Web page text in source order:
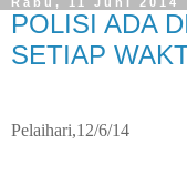
POLISI ADA
SETIAP
Pelaihari,12/6/14